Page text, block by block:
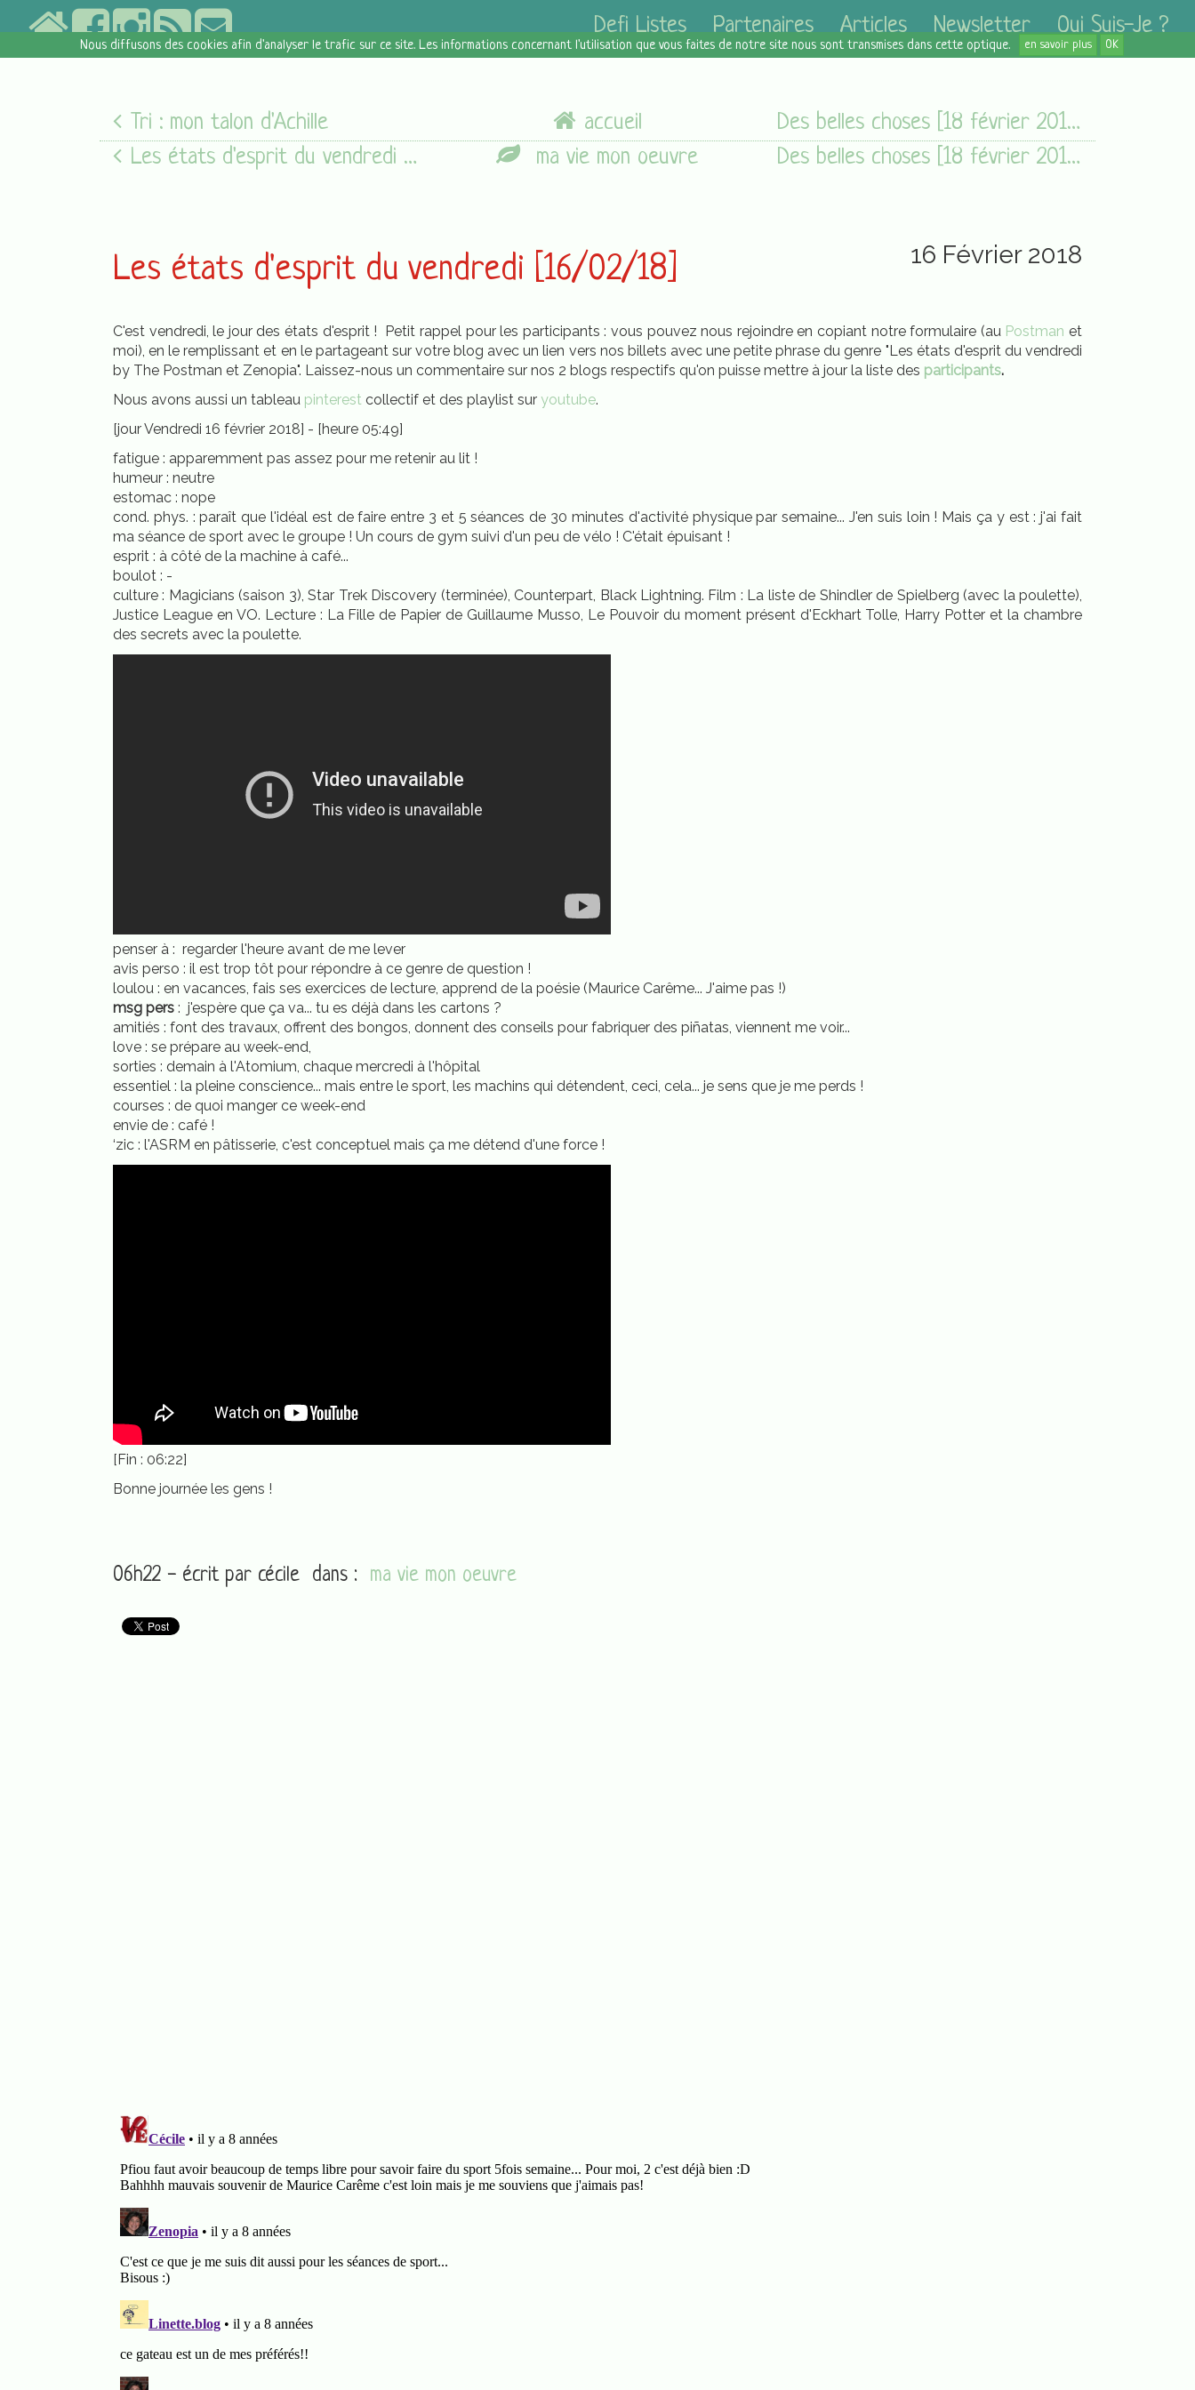
Nous diffusons des cookies afin d'analyser le trafic sur ce site. Les informations concernant l'utilisation que vous faites de notre site nous sont transmises dans cette optique. en savoir plus OK
Defi Listes Partenaires Articles Newsletter Qui Suis-Je ?
Tri : mon talon d'Achille accueil
Des belles choses [18 février 2018]
Les états d'esprit du vendredi [05/08/16]
ma vie mon oeuvre Des belles choses [18 février 2018]
16 Février 2018
Les états d'esprit du vendredi [16/02/18]
C'est vendredi, le jour des états d'esprit ! Petit rappel pour les participants : vous pouvez nous rejoindre en copiant notre formulaire (auPostman et
moi), en le remplissant et en le partageant sur votre blog avec un lien vers nos billets avec une petite phrase du genre "Les états d'esprit du vendredi
by The Postman et Zenopia". Laissez-nous un commentaire sur nos 2 blogs respectifs qu'on puisse mettre à jour la liste des participants.
Nous avons aussi un tableau pinterest collectif et des playlist sur youtube.
[jour Vendredi 16 février 2018] - [heure 05:49]
fatigue : apparemment pas assez pour me retenir au lit !
humeur : neutre
estomac : nope
cond. phys. : paraît que l'idéal est de faire entre 3 et 5 séances de 30 minutes d'activité physique par semaine... J'en suis loin ! Mais ça y est : j'ai fait
ma séance de sport avec le groupe ! Un cours de gym suivi d'un peu de vélo ! C'était épuisant !
esprit : à côté de la machine à café...
boulot : -
culture : Magicians (saison 3), Star Trek Discovery (terminée), Counterpart, Black Lightning. Film : La liste de Shindler de Spielberg (avec la poulette),
Justice League en VO. Lecture : La Fille de Papier de Guillaume Musso, Le Pouvoir du moment présent d'Eckhart Tolle, Harry Potter et la chambre
des secrets avec la poulette.
penser à : regarder l'heure avant de me lever
avis perso : il est trop tôt pour répondre à ce genre de question !
loulou : en vacances, fais ses exercices de lecture, apprend de la poésie (Maurice Carême... J'aime pas !)
msg pers : j'espère que ça va... tu es déjà dans les cartons ?
amitiés : font des travaux, offrent des bongos, donnent des conseils pour fabriquer des piñatas, viennent me voir...
love : se prépare au week-end,
sorties : demain à l'Atomium, chaque mercredi à l'hôpital
essentiel : la pleine conscience... mais entre le sport, les machins qui détendent, ceci, cela... je sens que je me perds !
courses : de quoi manger ce week-end
envie de : café !
‘zic : l'ASRM en pâtisserie, c'est conceptuel mais ça me détend d'une force !
[Fin : 06:22]
Bonne journée les gens !
06h22 - écrit par cécile dans : ma vie mon oeuvre